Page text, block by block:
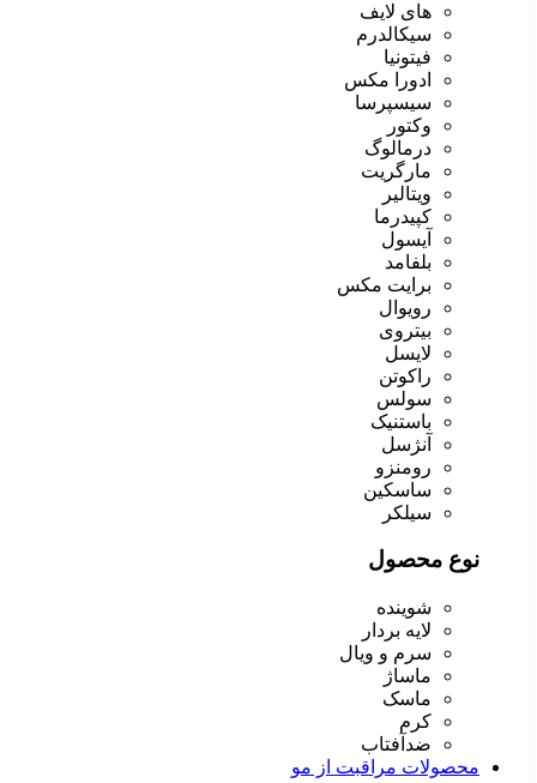
های لایف
سیکالدرم
فیتونیا
ادورا مکس
سیسپرسا
وکتور
درمالوگ
مارگریت
ویتالیر
کپیدرما
آیسول
بلفامد
برایت مکس
رویوال
بیتروی
لایسل
راکوتن
سولس
باستنیک
آنژسل
رومنزو
ساسکین
سیلکر
نوع محصول
شوینده
لایه بردار
سرم و ویال
ماساژ
ماسک
کرم
ضدآفتاب
محصولات مراقبت از مو